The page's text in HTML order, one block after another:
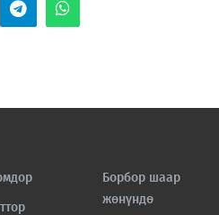
Борбор шаар
жөнүндө